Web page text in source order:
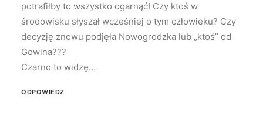
potrafiłby to wszystko ogarnąć! Czy ktoś w
środowisku słyszał wcześniej o tym człowieku? Czy
decyzję znowu podjęła Nowogrodzka lub „ktoś” od
Gowina???
Czarno to widzę…
ODPOWIEDZ